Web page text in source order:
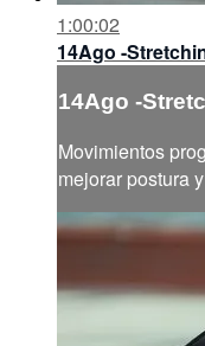
1:00:02
14Ago -
14Ago -
Movimientos
mejorar postura